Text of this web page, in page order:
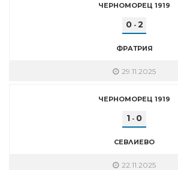
ЧЕРНОМОРЕЦ 1919
0- 2
ФРАТРИЯ
29.11.2025
ЧЕРНОМОРЕЦ 1919
1 - 0
СЕВЛИЕВО
22.11.2025